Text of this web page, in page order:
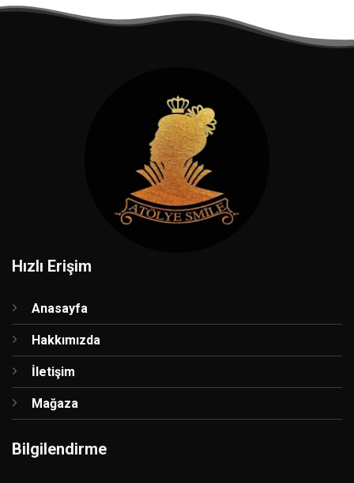
Hızlı Erişim
Anasayfa
Hakkımızda
İletişim
Mağaza
Bilgilendirme